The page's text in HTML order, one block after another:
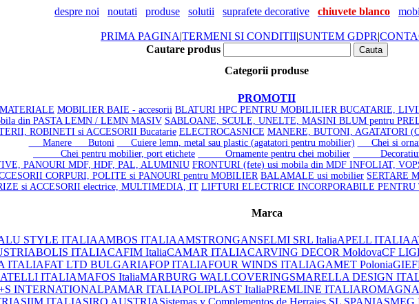
despre noi noutati produse solutii suprafete decorative chiuvete blanco
PRIMA PAGINA|TERMENI SI CONDITII|SUNTEM GDPR|
Cautare produs
Categorii produse
PROMOTII
MOBILIER BAIE - accesorii BLATURI HPC PENTRU MOBILILIER BUCATARIE,
din PASTA LEMN / LEMN MASIV SABLOANE, SCULE, UNELTE, MASINI BLUM pentru
ROBINETI si ACCESORII Bucatarie ELECTROCASNICE MANERE, BUTONI, AGATATORI
Manere
Butoni Cuiere lemn, metal sau plastic (agatatori pentru mobilier)
Chei si
Chei pentru mobilier, port etichete
Ornamente pentru chei mobilier
Decoratiuni
PANOURI MDF, HDF, PAL, ALUMINIU FRONTURI (fete) usi mobila din MDF INFOLIAT,
CORPURI, POLITE si PANOURI pentru MOBILIER BALAMALE usi mobilier SERTARE
si ACCESORII electrice, MULTIMEDIA, IT LIFTURI ELECTRICE INCORPORABILE
Marca
STYLE ITALIAAMBOS ITALIAAMSTRONGANSELMI SRL ItaliaAPELL ITALIA
BOLIS ITALIACAFIM ItaliaCAMAR ITALIACARVING DECOR MoldovaCF
ITALIAFAT LTD BULGARIAFOP ITALIAFOUR WINDS ITALIAGAMET Polonia
ITALIAMAFOS ItaliaMARBURG WALLCOVERINGSMARELLA DESIGN
INTERNATIONALPAMAR ITALIAPOLIPLAST ItaliaPREMLINE ITALIA
SIIM ITALIASIRO AUSTRIASistemas y Complementos de Herrajes SL SPANIASMEG